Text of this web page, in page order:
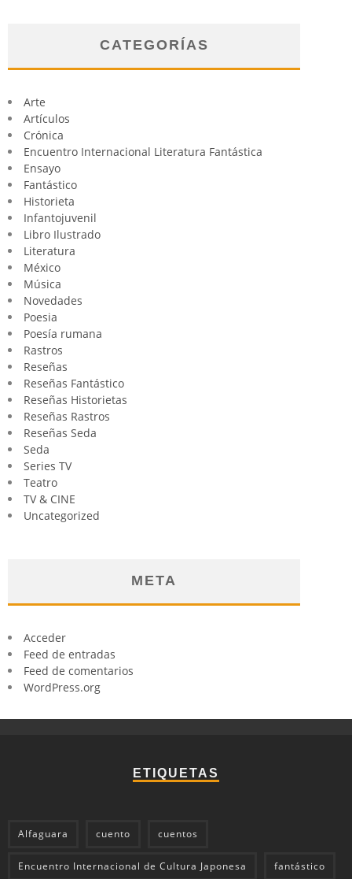
CATEGORÍAS
Arte
Artículos
Crónica
Encuentro Internacional Literatura Fantástica
Ensayo
Fantástico
Historieta
Infantojuvenil
Libro Ilustrado
Literatura
México
Música
Novedades
Poesia
Poesía rumana
Rastros
Reseñas
Reseñas Fantástico
Reseñas Historietas
Reseñas Rastros
Reseñas Seda
Seda
Series TV
Teatro
TV & CINE
Uncategorized
META
Acceder
Feed de entradas
Feed de comentarios
WordPress.org
ETIQUETAS
Alfaguara cuento cuentos
Encuentro Internacional de Cultura Japonesa fantástico